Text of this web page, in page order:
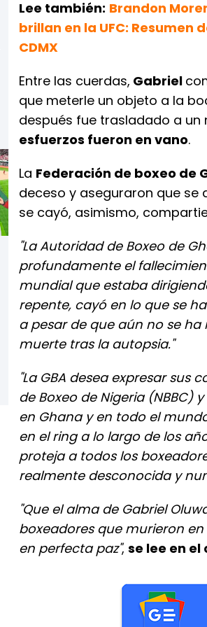
Lee también: Brandon
brillan en la UFC: Resumen
CDMX
Entre las cuerdas, Gabriel
que meterle un objeto a la
después fue trasladado a un
esfuerzos fueron en vano.
La Federación de boxeo de
deceso y aseguraron que se
se cayó, asimismo,
"La Autoridad de Boxeo de
profundamente el
mundial que estaba
repente, cayó en lo que se
a pesar de que aún no se
muerte tras la autopsia."
"La GBA desea expresar sus
de Boxeo de Nigeria (NBBC)
en Ghana y en todo el
en el ring a lo largo de los
proteja a todos los
realmente desconocida y
"Que el alma de Gabriel
boxeadores que murieron
en perfecta paz", se lee en